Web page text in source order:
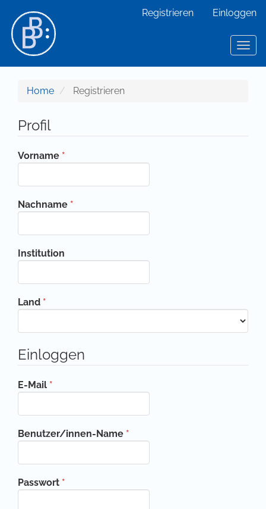
Hauptinhalt
Sidebar
Registrieren Einloggen
Home Registrieren
Profil
Vorname *
Nachname *
Institution
Land *
Einloggen
E-Mail *
Benutzer/innen-Name *
Passwort *